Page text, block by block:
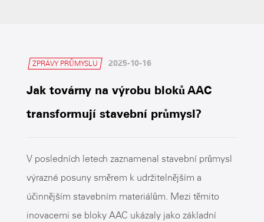
ZPRÁVY PRŮMYSLU 2025-10-16
Jak továrny na výrobu bloků AAC
transformují stavební průmysl?
V posledních letech zaznamenal stavební průmysl
výrazné posuny směrem k udržitelnějším a
účinnějším stavebním materiálům. Mezi těmito
inovacemi se bloky AAC ukázaly jako základní